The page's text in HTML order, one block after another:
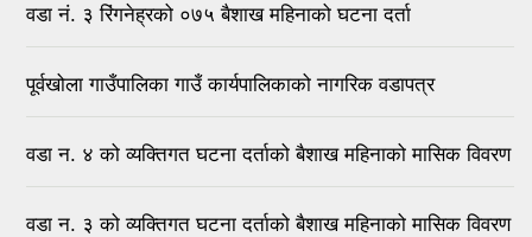
वडा नं. ३ रिंगनेह्रको ०७५ बैशाख महिनाको घटना दर्ता
पूर्वखोला गाउँपालिका गाउँ कार्यपालिकाको नागरिक वडापत्र
वडा न. ४ को व्यक्तिगत घटना दर्ताको बैशाख महिनाको मासिक विवरण
वडा न. ३ को व्यक्तिगत घटना दर्ताको बैशाख महिनाको मासिक विवरण